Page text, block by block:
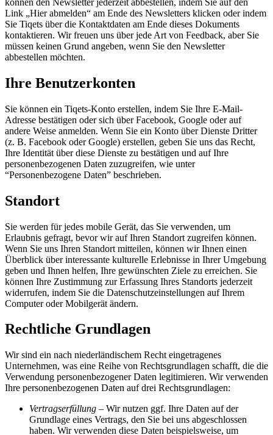
können den Newsletter jederzeit abbestellen, indem Sie auf den
Link „Hier abmelden“ am Ende des Newsletters klicken oder indem
Sie Tiqets über die Kontaktdaten am Ende dieses Dokuments
kontaktieren. Wir freuen uns über jede Art von Feedback, aber Sie
müssen keinen Grund angeben, wenn Sie den Newsletter
abbestellen möchten.
Ihre Benutzerkonten
Sie können ein Tiqets-Konto erstellen, indem Sie Ihre E-Mail-
Adresse bestätigen oder sich über Facebook, Google oder auf
andere Weise anmelden. Wenn Sie ein Konto über Dienste Dritter
(z. B. Facebook oder Google) erstellen, geben Sie uns das Recht,
Ihre Identität über diese Dienste zu bestätigen und auf Ihre
personenbezogenen Daten zuzugreifen, wie unter
“Personenbezogene Daten” beschrieben.
Standort
Sie werden für jedes mobile Gerät, das Sie verwenden, um
Erlaubnis gefragt, bevor wir auf Ihren Standort zugreifen können.
Wenn Sie uns Ihren Standort mitteilen, können wir Ihnen einen
Überblick über interessante kulturelle Erlebnisse in Ihrer Umgebung
geben und Ihnen helfen, Ihre gewünschten Ziele zu erreichen. Sie
können Ihre Zustimmung zur Erfassung Ihres Standorts jederzeit
widerrufen, indem Sie die Datenschutzeinstellungen auf Ihrem
Computer oder Mobilgerät ändern.
Rechtliche Grundlagen
Wir sind ein nach niederländischem Recht eingetragenes
Unternehmen, was eine Reihe von Rechtsgrundlagen schafft, die die
Verwendung personenbezogener Daten legitimieren. Wir verwenden
Ihre personenbezogenen Daten auf drei Rechtsgrundlagen:
Vertragserfüllung – Wir nutzen ggf. Ihre Daten auf der
Grundlage eines Vertrags, den Sie bei uns abgeschlossen
haben. Wir verwenden diese Daten beispielsweise, um